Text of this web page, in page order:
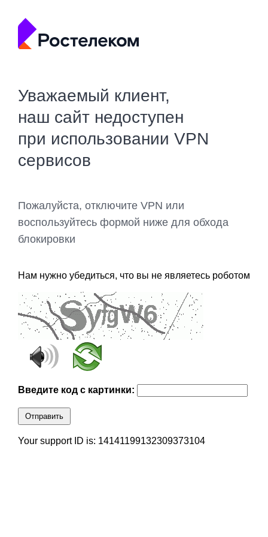
Уважаемый клиент,
наш сайт недоступен
при использовании VPN
сервисов
Пожалуйста, отключите VPN или
воспользуйтесь формой ниже для обхода
блокировки
Нам нужно убедиться, что вы не являетесь роботом
Введите код с картинки:
Отправить
Your support ID is: 14141199132309373104